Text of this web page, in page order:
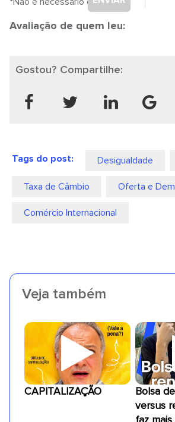
Avaliação de quem leu:
Gostou? Compartilhe:
Tags do post: Desigualdade
Taxa de Câmbio Oferta e
Comércio Internacional
Veja também
CAPITALIZAÇÃO
Bolsa
versus